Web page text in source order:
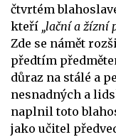
čtvrtém
kteří „lační a žízní
Zde se námět
předtím
důraz na stálé a
nesnadných a
naplnil toto
jako učitel